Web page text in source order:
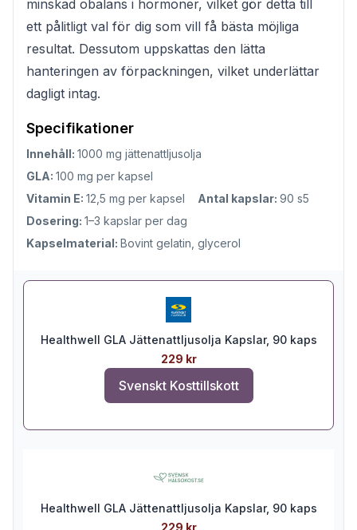
minskad obalans i hormoner, vilket gör detta till
ett pålitligt val för dig som vill få bästa möjliga
resultat. Dessutom uppskattas den lätta
hanteringen av förpackningen, vilket underlättar
dagligt intag.
Specifikationer
Innehåll: 1000 mg jättenattljusolja
GLA: 100 mg per kapsel
Vitamin E: 12,5 mg per kapsel Antal kapslar: 90 s5
Dosering: 1–3 kapslar per dag
Kapselmaterial: Bovint gelatin, glycerol
Healthwell GLA Jättenattljusolja Kapslar, 90 kaps
229 kr
Svenskt Kosttillskott
Healthwell GLA Jättenattljusolja Kapslar, 90 kaps
229 kr